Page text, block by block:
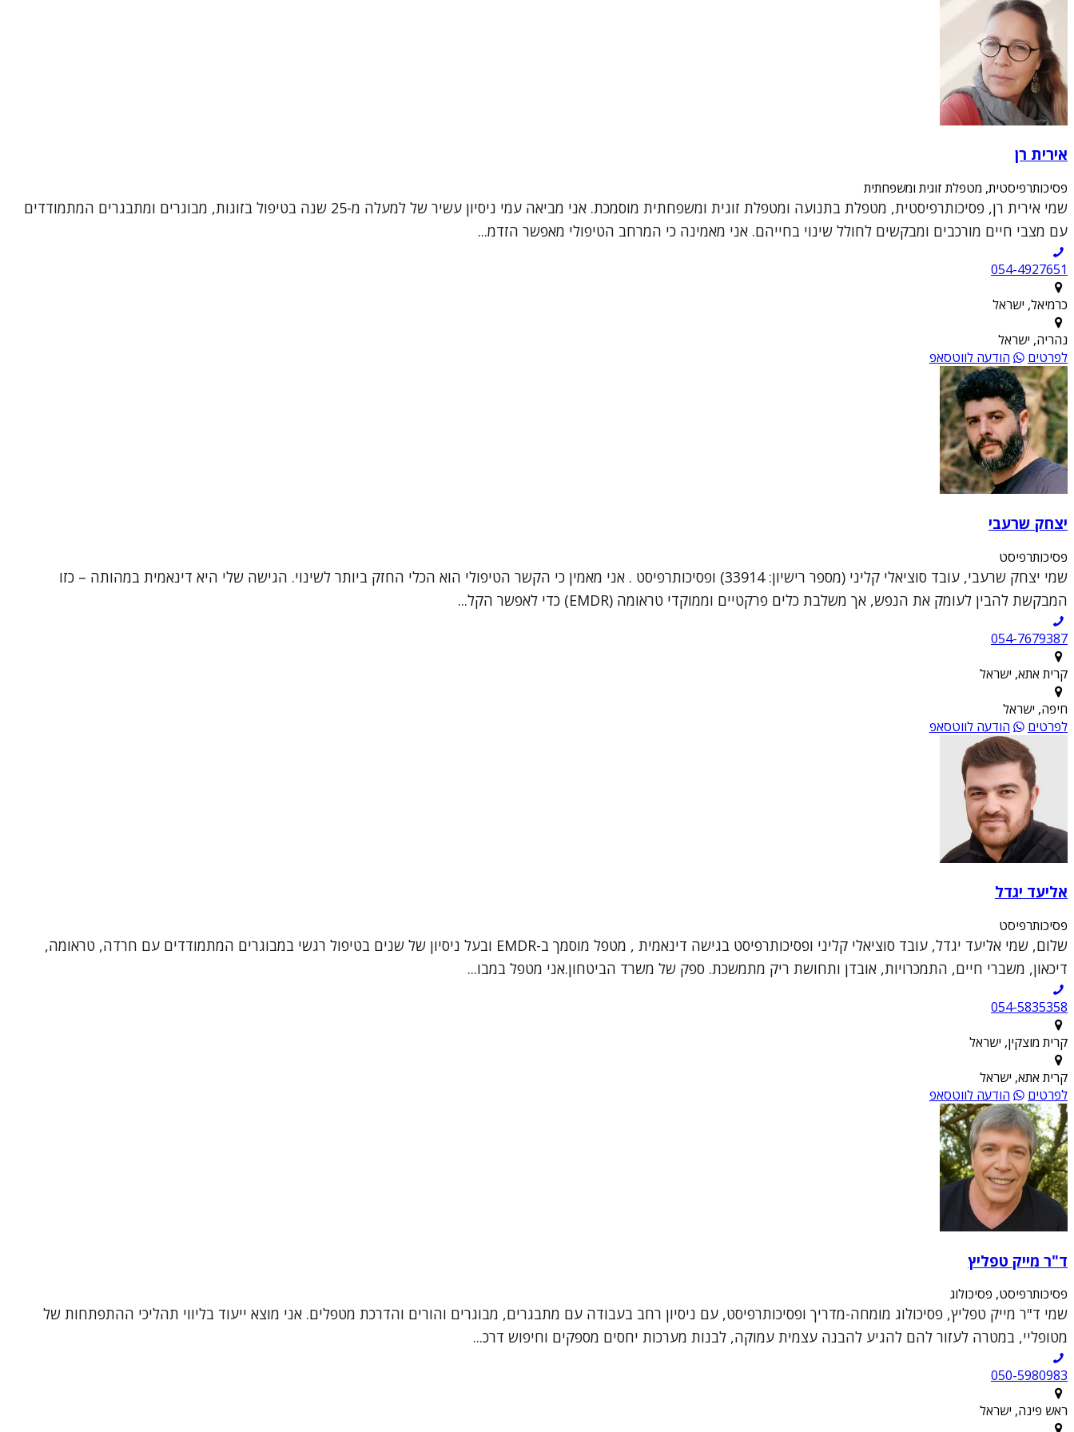
אירית רן
פסיכותרפיסטית, מטפלת זוגית ומשפחתית
שמי אירית רן, פסיכותרפיסטית, מטפלת בתנועה ומטפלת זוגית ומשפחתית מוסמכת. אני מביאה עמי ניסיון עשיר של למעלה מ-25 שנה בטיפול בזוגות, מבוגרים ומתבגרים המתמודדים
עם מצבי חיים מורכבים ומבקשים לחולל שינוי בחייהם. אני מאמינה כי המרחב הטיפולי מאפשר הזדמ...
054-4927651
כרמיאל, ישראל
נהריה, ישראל
לפרטים
הודעה לווטסאפ
יצחק שרעבי
פסיכותרפיסט
שמי יצחק שרעבי, עובד סוציאלי קליני (מספר רישיון: 33914) ופסיכותרפיסט . אני מאמין כי הקשר הטיפולי הוא הכלי החזק ביותר לשינוי. הגישה שלי היא דינאמית במהותה – כזו
המבקשת להבין לעומק את הנפש, אך משלבת כלים פרקטיים וממוקדי טראומה (EMDR) כדי לאפשר הקל...
054-7679387
קרית אתא, ישראל
חיפה, ישראל
לפרטים
הודעה לווטסאפ
אליעד יגדל
פסיכותרפיסט
שלום, שמי אליעד יגדל, עובד סוציאלי קליני ופסיכותרפיסט בגישה דינאמית , מטפל מוסמך ב-EMDR ובעל ניסיון של שנים בטיפול רגשי במבוגרים המתמודדים עם חרדה, טראומה,
דיכאון, משברי חיים, התמכרויות, אובדן ותחושת ריק מתמשכת. ספק של משרד הביטחון.אני מטפל במבו...
054-5835358
קרית מוצקין, ישראל
קרית אתא, ישראל
לפרטים
הודעה לווטסאפ
ד"ר מייק טפליץ
פסיכותרפיסט, פסיכולוג
שמי ד"ר מייק טפליץ, פסיכולוג מומחה-מדריך ופסיכותרפיסט, עם ניסיון רחב בעבודה עם מתבגרים, מבוגרים והורים והדרכת מטפלים. אני מוצא ייעוד בליווי תהליכי ההתפתחות של
מטופליי, במטרה לעזור להם להגיע להבנה עצמית עמוקה, לבנות מערכות יחסים מספקים וחיפוש דרכ...
050-5980983
ראש פינה, ישראל